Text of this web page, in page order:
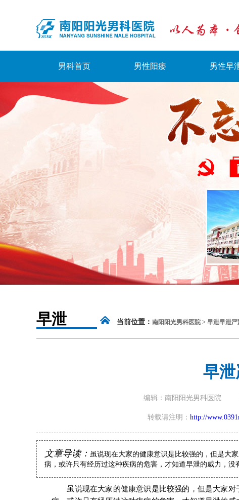
男科首页 男性阳痿 男性早
早泄 当前位置： 南阳阳光男科医院 > 早泄早泄严
早
编辑：南阳阳光男科医院
转载请注明： http://
文章导读： 虽说现在大家的健康意识是比较强的，但是大
病，或许只有经历过这种疾病的危害，才知道早泄的威力，没
虽说现在大家的健康意识是比较强的，但是大家对